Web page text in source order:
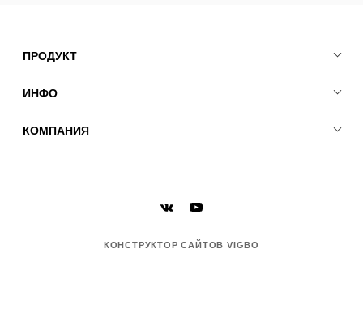
ПРОДУКТ
ИНФО
КОМПАНИЯ
КОНСТРУКТОР САЙТОВ VIGBO